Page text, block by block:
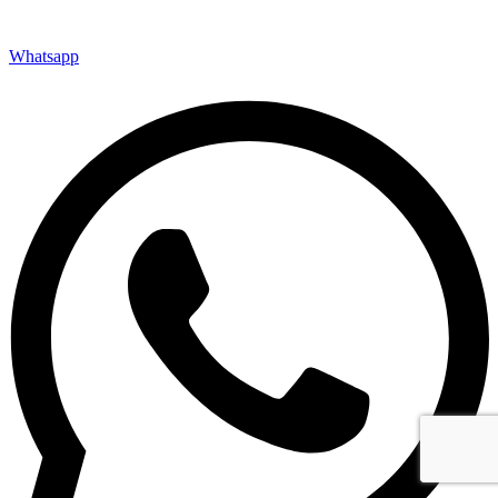
Whatsapp